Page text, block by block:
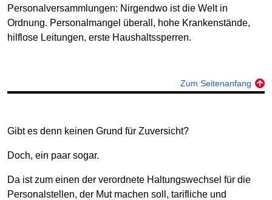
Personalversammlungen: Nirgendwo ist die Welt in
Ordnung. Personalmangel überall, hohe Krankenstände,
hilflose Leitungen, erste Haushaltssperren.
Zum Seitenanfang
Gibt es denn keinen Grund für Zuversicht?
Doch, ein paar sogar.
Da ist zum einen der verordnete Haltungswechsel für die
Personalstellen, der Mut machen soll, tarifliche und